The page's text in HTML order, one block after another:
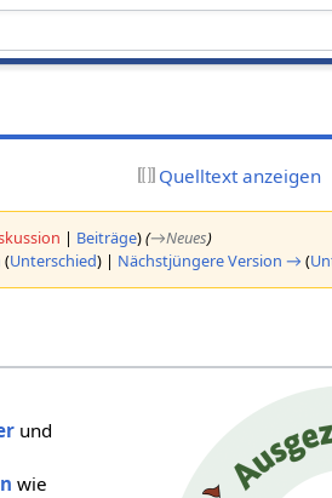
Quelltext anzeigen
| Beiträge)(→‎Neues)
(Unterschied) | Nächstjüngere Version → (
und
wie